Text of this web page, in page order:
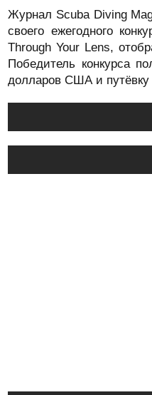
Журнал Scuba Diving
своего ежегодного
Through Your Lens,
Победитель конкурса
долларов США и